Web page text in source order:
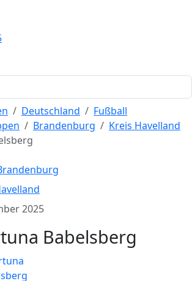
Deutschland
Fußball
Brandenburg
Kreis Havelland
2025
Babelsberg